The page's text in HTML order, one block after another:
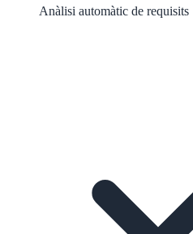
Anàlisi automàtic de requisits